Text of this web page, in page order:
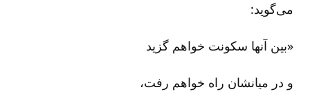
می‌گوید:
«بین آنها سکونت خواهم گزید
و در میانشان راه خواهم رفت،